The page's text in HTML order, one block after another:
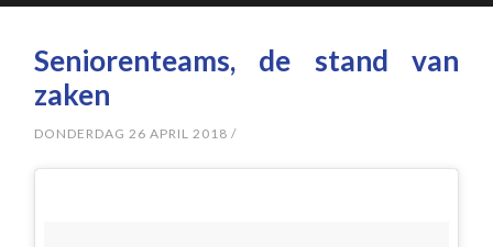
Seniorenteams, de stand van
zaken
DONDERDAG 26 APRIL 2018 /